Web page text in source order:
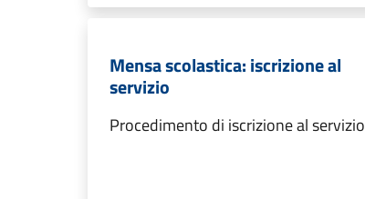
Mensa scolastica: iscrizione al
servizio
Procedimento di iscrizione al servizio